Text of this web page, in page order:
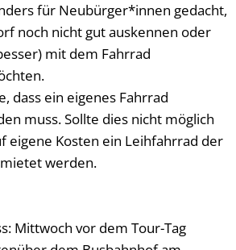
für Neubürger*innen gedacht,
noch nicht gut auskennen oder
mit dem Fahrrad
dass ein eigenes Fahrrad
muss. Sollte dies nicht möglich
eigene Kosten ein Leihfahrrad der
werden.
Mittwoch vor dem Tour-Tag